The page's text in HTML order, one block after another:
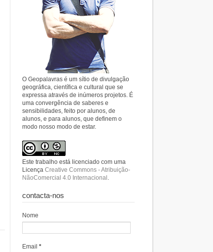
O Geopalavras é um sítio de divulgação
geográfica, científica e cultural que se
expressa através de inúmeros projetos. É
uma convergência de saberes e
sensibilidades, feito por alunos, de
alunos, e para alunos, que definem o
modo nosso modo de estar.
Este trabalho está licenciado com uma
Licença Creative Commons - Atribuição-
NãoComercial 4.0 Internacional .
contacta-nos
Nome
Email *